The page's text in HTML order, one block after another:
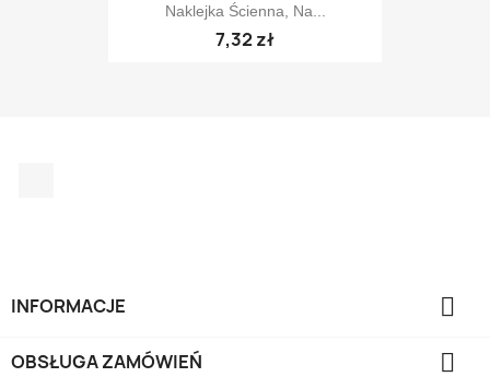
Naklejka Ścienna, Na...
7,32 zł
INFORMACJE 
OBSŁUGA ZAMÓWIEŃ 